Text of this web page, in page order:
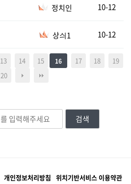
정치인 10-12
상싀1 10-12
13 14 15 16 17 18
19
20
검색
개인정보처리방침 위치기반서비스 이용약관